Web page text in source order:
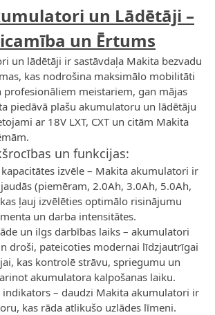
un Lādētāji –
un Ērtums
un lādētāji ir sastāvdaļa Makita bezvadu
kas nodrošina maksimālo mobilitāti
meistariem, gan mājas
piedāvā plašu akumulatoru un lādētāju
ar 18V LXT, CXT un citām Makita
un funkcijas:
izvēle – Makita akumulatori ir
(piemēram, 2.0Ah, 3.0Ah, 5.0Ah,
ļauj izvēlēties optimālo risinājumu
un darba intensitātes.
un ilgs darbības laiks – akumulatori
droši, pateicoties modernai līdzjautrīgai
kas kontrolē strāvu, spriegumu un
akumulatora kalpošanas laiku.
indikators – daudzi Makita akumulatori ir
kas rāda atlikušo uzlādes līmeni.